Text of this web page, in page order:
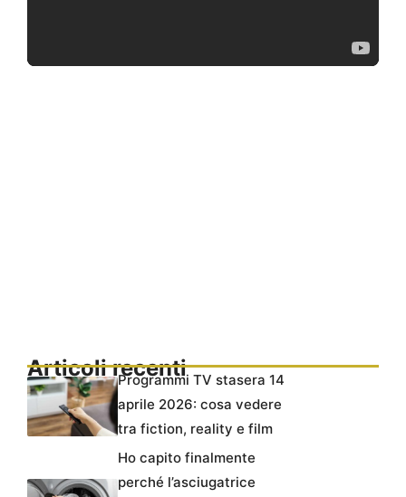
Articoli recentiProgrammi TV stasera 14
aprile 2026: cosa vedere
tra fiction, reality e film
Ho capito finalmente
perché l’asciugatrice